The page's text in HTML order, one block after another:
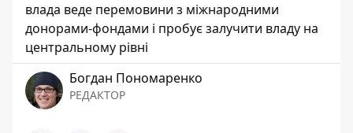
влада веде перемовини з міжнародними
донорами-фондами і пробує залучити владу на
центральному рівні
Богдан Пономаренко
РЕДАКТОР